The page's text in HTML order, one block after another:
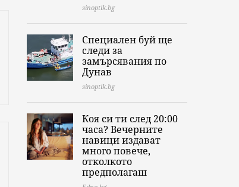
sinoptik.bg
Специален буй ще
следи за
замърсявания по
Дунав
sinoptik.bg
Коя си ти след 20:00
часа? Вечерните
навици издават
много повече,
отколкото
предполагаш